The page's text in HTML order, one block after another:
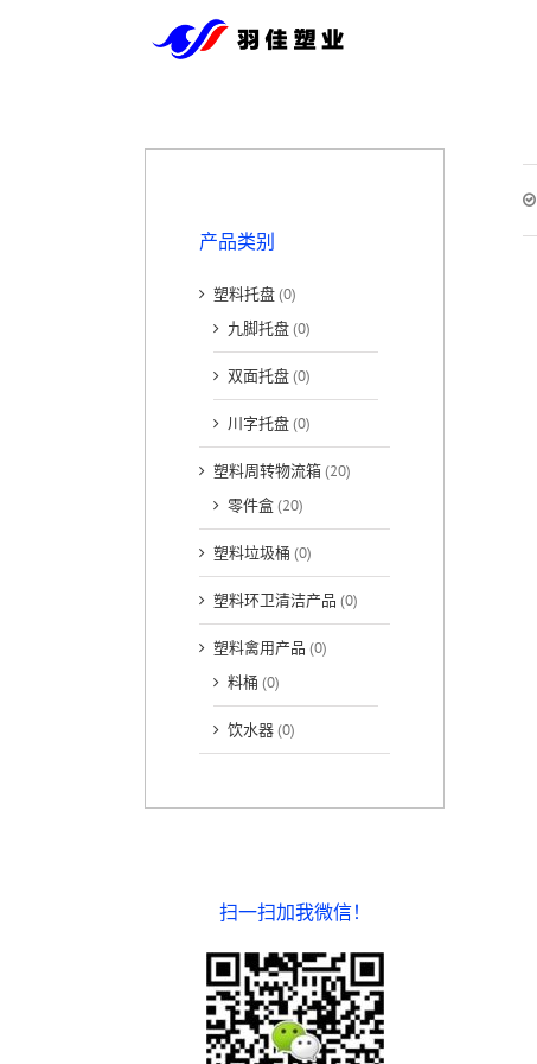
产品类别
塑料托盘(0)
九脚托盘(0)
双面托盘(0)
川字托盘(0)
塑料周转物流箱(20)
零件盒(20)
塑料垃圾桶 (0)
塑料环卫清洁产品 (0)
塑料禽用产品 (0)
料桶 (0)
饮水器(0)
扫一扫加我微信！